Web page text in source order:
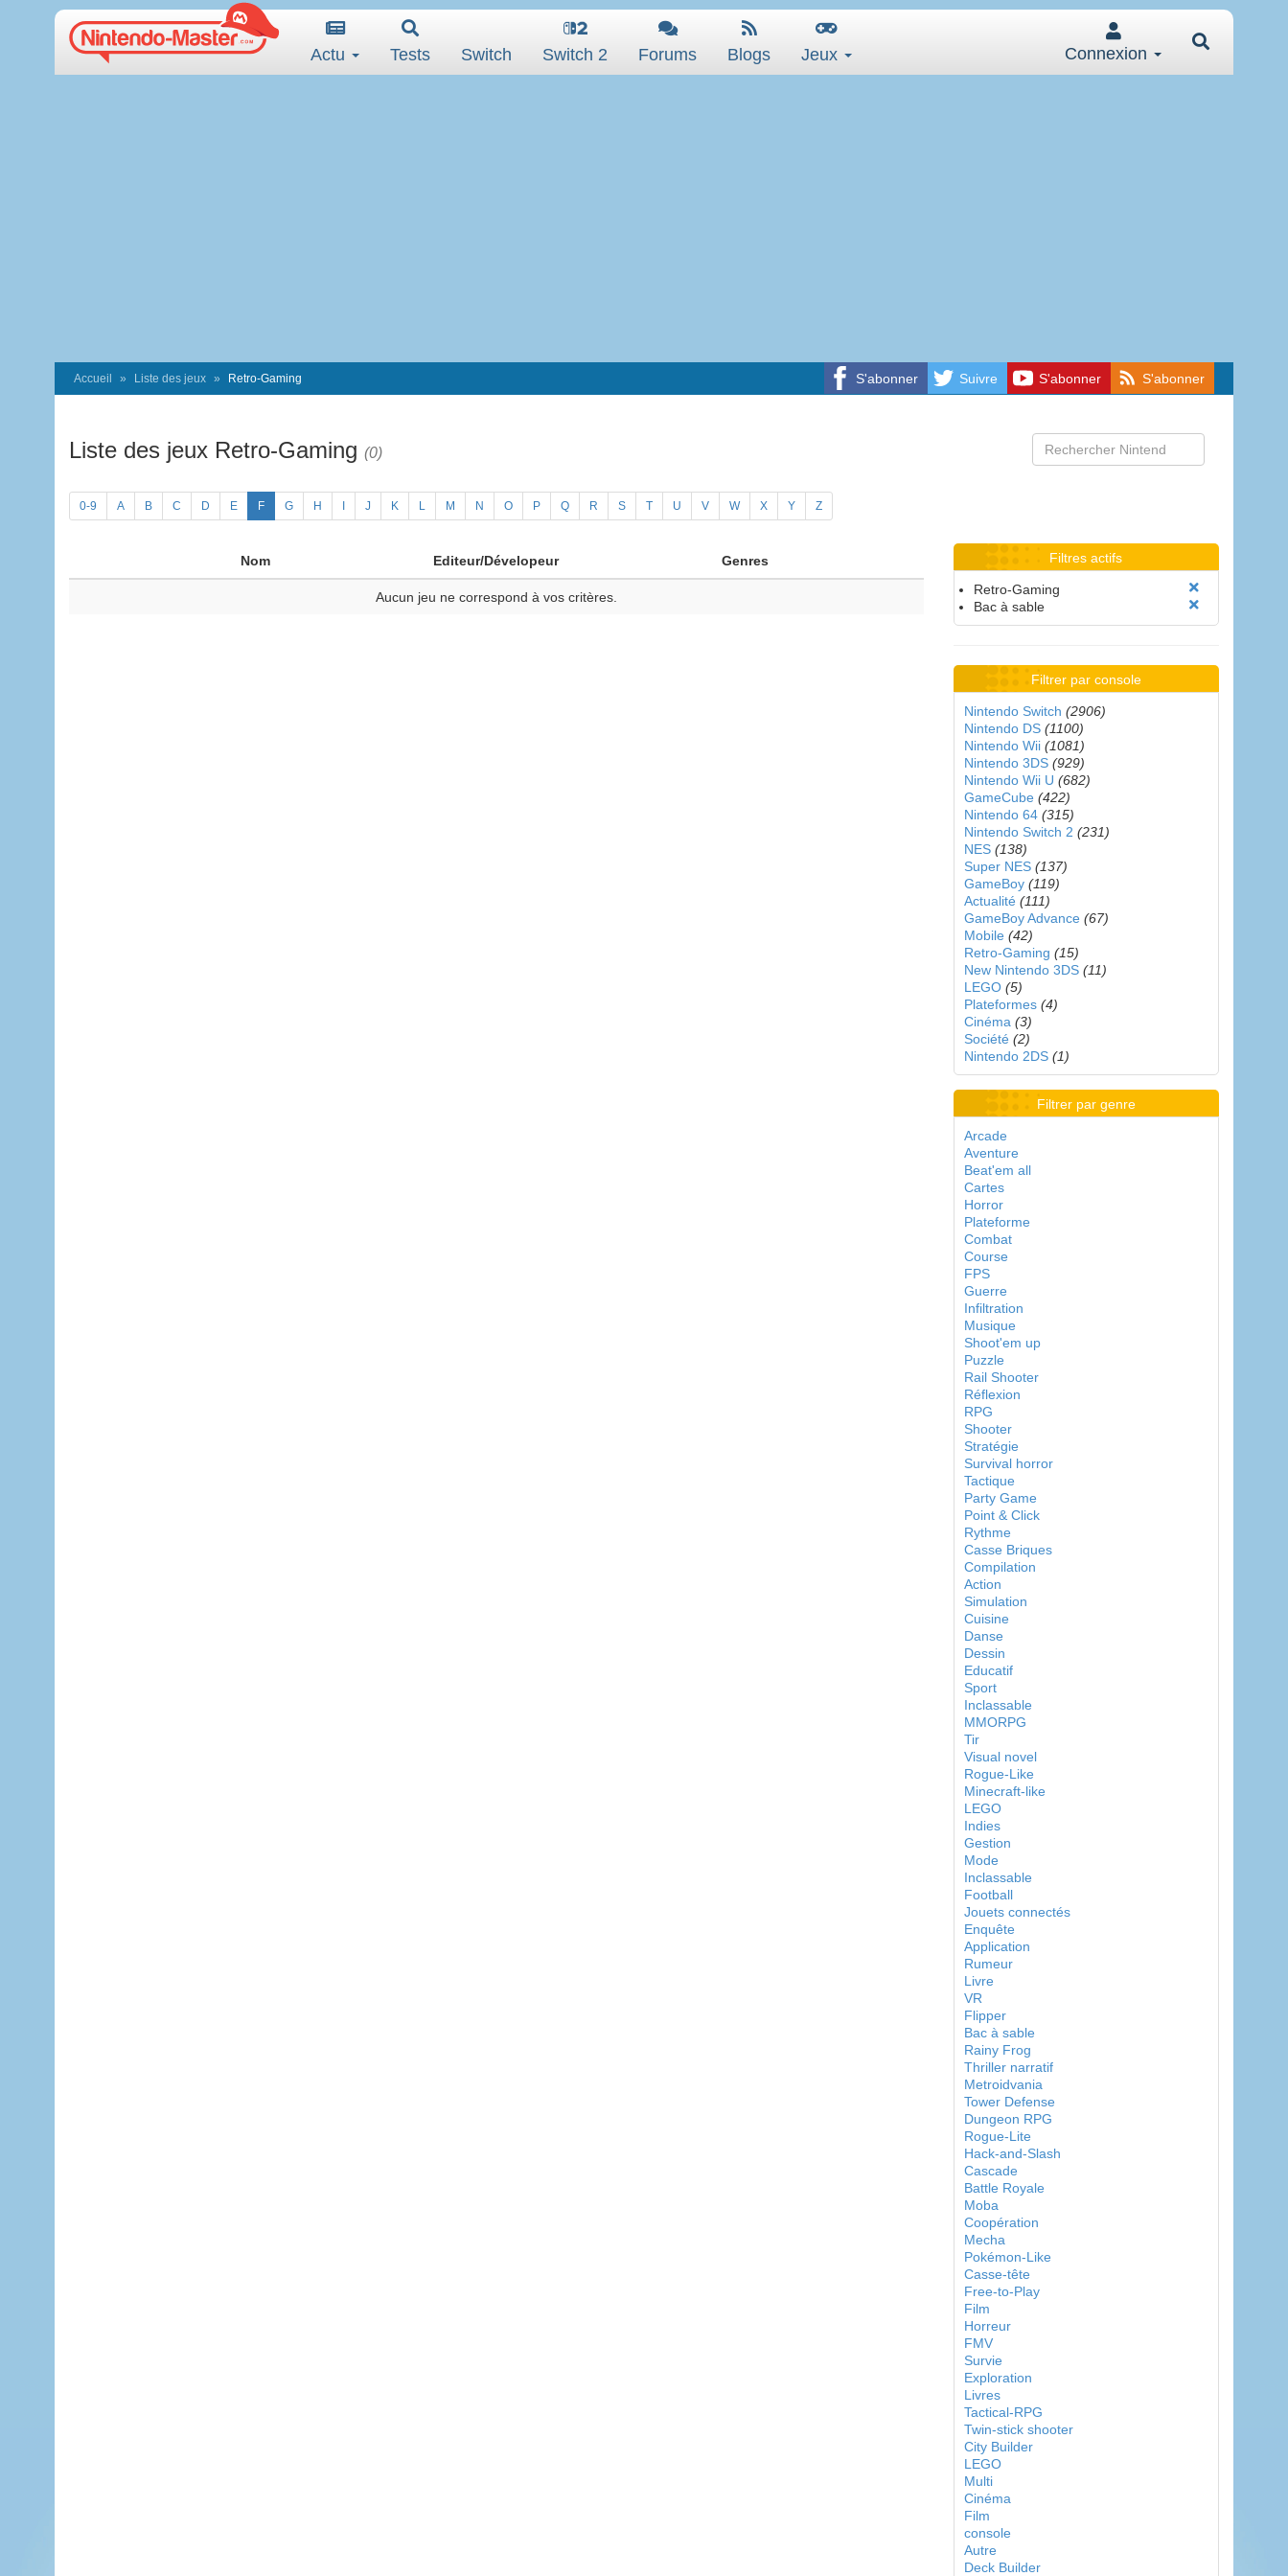
Actu Tests Switch Switch 2 Forums Blogs Jeux Connexion
S'abonner Suivre S'abonner S'abonner
Accueil Liste des jeux Retro-Gaming
Liste des jeux Retro-Gaming (0)
0-9 A B C D E F G H J K L M N O P Q R S T U V W X Y Z
Nom Editeur/Dévelopeur Genres
Aucun jeu ne correspond à vos critères.
Filtres actifs
Retro-Gaming
Bac à sable
Filtrer par console
Nintendo Switch (2906)
Nintendo DS (1100)
Nintendo Wii (1081)
Nintendo 3DS (929)
Nintendo Wii U (682)
GameCube (422)
Nintendo 64 (315)
Nintendo Switch 2 (231)
NES (138)
Super NES (137)
GameBoy (119)
Actualité (111)
GameBoy Advance (67)
Mobile (42)
Retro-Gaming (15)
New Nintendo 3DS (11)
LEGO (5)
Plateformes (4)
Cinéma (3)
Société (2)
Nintendo 2DS (1)
Filtrer par genre
Arcade
Aventure
Beat'em all
Cartes
Horror
Plateforme
Combat
Course
FPS
Guerre
Infiltration
Musique
Shoot'em up
Puzzle
Rail Shooter
Réflexion
RPG
Shooter
Stratégie
Survival horror
Tactique
Party Game
Point & Click
Rythme
Casse Briques
Compilation
Action
Simulation
Cuisine
Danse
Dessin
Educatif
Sport
Inclassable
MMORPG
Tir
Visual novel
Rogue-Like
Minecraft-like
LEGO
Indies
Gestion
Mode
Inclassable
Football
Jouets connectés
Enquête
Application
Rumeur
Livre
VR
Flipper
Bac à sable
Rainy Frog
Thriller narratif
Metroidvania
Tower Defense
Dungeon RPG
Rogue-Lite
Hack-and-Slash
Cascade
Battle Royale
Moba
Coopération
Mecha
Pokémon-Like
Casse-tête
Free-to-Play
Film
Horreur
FMV
Survie
Exploration
Livres
Tactical-RPG
Twin-stick shooter
City Builder
LEGO
Multi
Cinéma
Film
console
Autre
Deck Builder